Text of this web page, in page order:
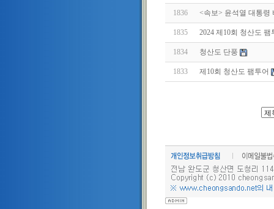
1836 <속보> 윤석열 대통령
1835 2024 제10회 청산도 팸
1834 청산도 단풍
1833 제10회 청산도 팸투어